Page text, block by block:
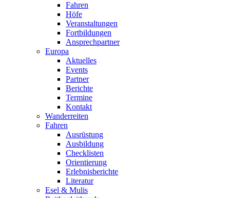
Fahren
Höfe
Veranstaltungen
Fortbildungen
Ansprechpartner
Europa
Aktuelles
Events
Partner
Berichte
Termine
Kontakt
Wanderreiten
Fahren
Ausrüstung
Ausbildung
Checklisten
Orientierung
Erlebnisberichte
Literatur
Esel & Mulis